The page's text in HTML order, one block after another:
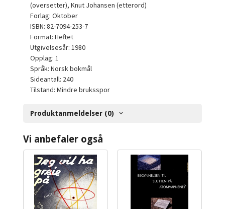
(oversetter), Knut Johansen (etterord)
Forlag: Oktober
ISBN: 82-7094-253-7
Format: Heftet
Utgivelsesår: 1980
Opplag: 1
Språk: Norsk bokmål
Sideantall: 240
Tilstand: Mindre bruksspor
Produktanmeldelser (0)
Vi anbefaler også